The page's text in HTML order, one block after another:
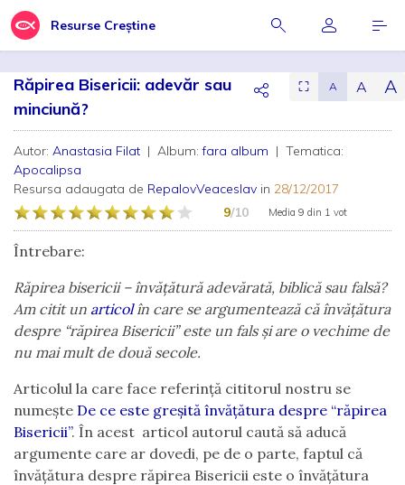
Resurse Creștine
Răpirea Bisericii: adevăr sau
minciună?
⛶ A A A
Autor: Anastasia Filat | Album:fara album | Tematica:
Apocalipsa
Resursa adaugata de RepalovVeaceslav in 28/12/2017
9/10 Media 9 din 1 vot
Întrebare:
Răpirea bisericii – învățătură adevărată, biblică sau falsă?
Am citit un articolîn care se argumentează că învățătura
despre “răpirea Bisericii” este un fals și are o vechime de
nu mai mult de două secole.
Articolul la care face referință cititorul nostru se
numește De ce este greșită învățătura despre “răpirea
Bisericii”. În acest articol autorul caută să aducă
argumente care ar dovedi, pe de o parte, faptul că
învățătura despre răpirea Bisericii este o învățătura